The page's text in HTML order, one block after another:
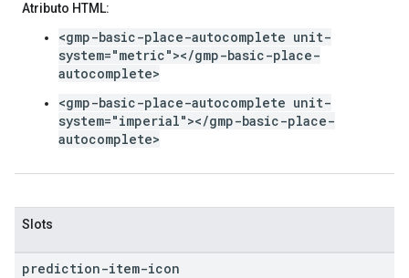
Atributo HTML:
<gmp-basic-place-autocomplete unit-
system="metric"></gmp-basic-place-
autocomplete>
<gmp-basic-place-autocomplete unit-
system="imperial"></gmp-basic-place-
autocomplete>
Slots
prediction-item-icon